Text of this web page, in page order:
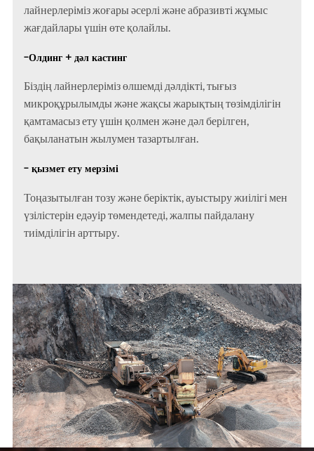
лайнерлеріміз жоғары әсерлі және абразивті жұмыс
жағдайлары үшін өте қолайлы.
-Олдинг + дәл кастинг
Біздің лайнерлеріміз өлшемді дәлдікті, тығыз
микроқұрылымды және жақсы жарықтың төзімділігін
қамтамасыз ету үшін қолмен және дәл берілген,
бақыланатын жылумен тазартылған.
- қызмет ету мерзімі
Тоңазытылған тозу және беріктік, ауыстыру жиілігі мен
үзілістерін едәуір төмендетеді, жалпы пайдалану
тиімділігін арттыру.